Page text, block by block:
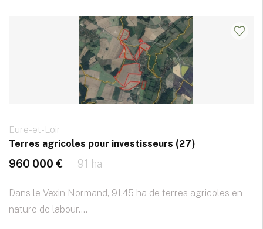
Eure-et-Loir
Terres agricoles pour investisseurs (27)
960 000 € 91 ha
Dans le Vexin Normand, 91.45 ha de terres agricoles en
nature de labour....